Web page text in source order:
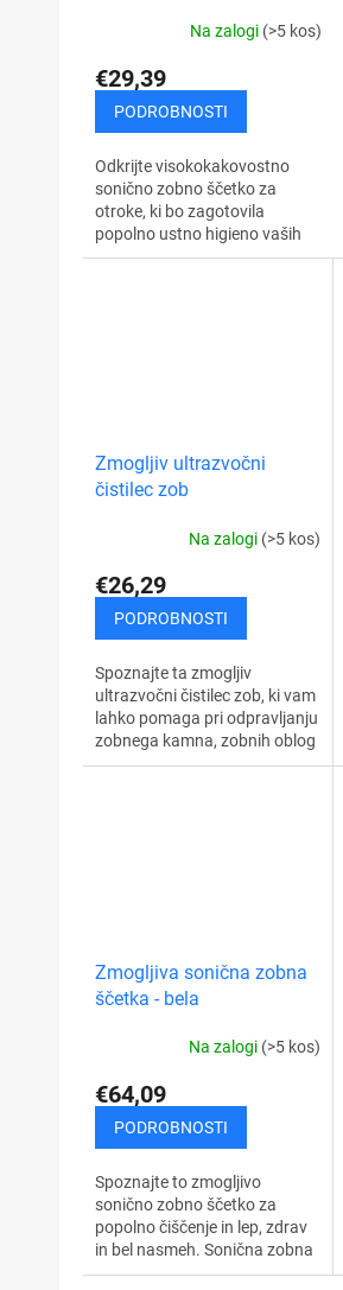
Na zalogi (>5 kos)
€29,39
PODROBNOSTI
Odkrijte visokokakovostno
sonično zobno ščetko za
otroke, ki bo zagotovila
popolno ustno higieno vaših
malčkov. Zahvaljujoč mehkim,
Zmogljiv ultrazvočni
čistilec zob
Na zalogi (>5 kos)
€26,29
PODROBNOSTI
Spoznajte ta zmogljiv
ultrazvočni čistilec zob, ki vam
lahko pomaga pri odpravljanju
zobnega kamna, zobnih oblog
in madežev ter preprečuje
Zmogljiva sonična zobna
ščetka - bela
Na zalogi (>5 kos)
€64,09
PODROBNOSTI
Spoznajte to zmogljivo
sonično zobno ščetko za
popolno čiščenje in lep, zdrav
in bel nasmeh. Sonična zobna
ščetka odlično očisti zobe,